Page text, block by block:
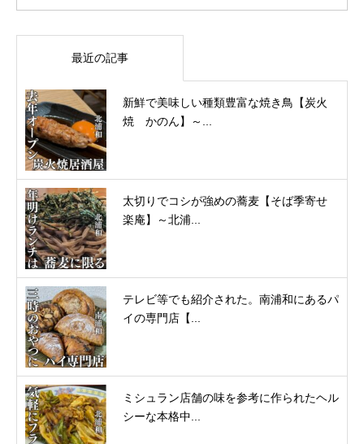
最近の記事
新鮮で美味しい種類豊富な焼き鳥【炭火
焼 かのん】～...
太切りでコシが強めの蕎麦【そば季寄せ
楽庵】～北浦...
テレビ等でも紹介された。南浦和にあるパ
イの専門店【...
ミシュラン店舗の味を参考に作られたヘル
シーな本格中...